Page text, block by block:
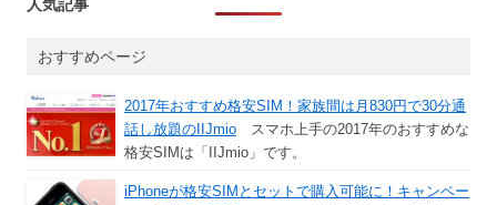
人気記事
おすすめページ
2017年おすすめ格安SIM！家族間は月830円で30分通
話し放題のIIJmio スマホ上手の2017年のおすすめな
格安SIMは「IIJmio」です。
iPhoneが格安SIMとセットで購入可能に！キャンペー